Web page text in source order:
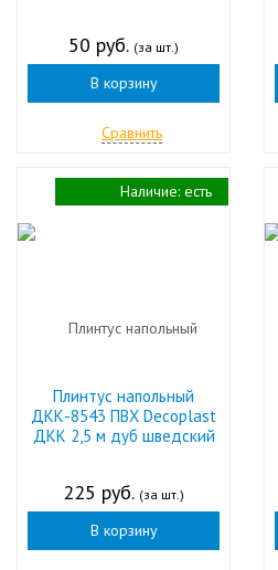
50 руб. (за шт.)
В корзину
Сравнить
Плинтус напольный
ДКК-8543 ПВХ Decoplast
ДКК 2,5 м дуб шведский
225 руб. (за шт.)
В корзину
Наличие: есть